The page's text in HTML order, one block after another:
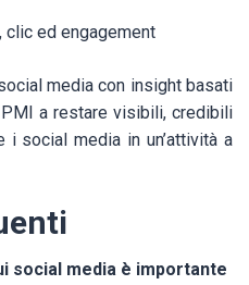
clic ed engagement
media con insight basati
PMI a restare visibili, credibili
social media in un’attività a
social media è importante